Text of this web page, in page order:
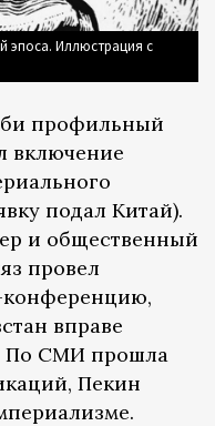
эпоса. Иллюстрация с
профильный
включение
подал Китай).
и общественный
провел
конференцию,
вправе
По СМИ прошла
Пекин